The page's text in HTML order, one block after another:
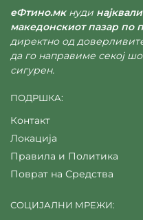
еФтино.мкнуди
македонскиот пазар по
директно од
да го направиме секој
сигурен.
ПОДРШКА:
Контакт
Локација
Правила и Политика
Поврат на Средства
СОЦИЈАЛНИ МРЕЖИ: